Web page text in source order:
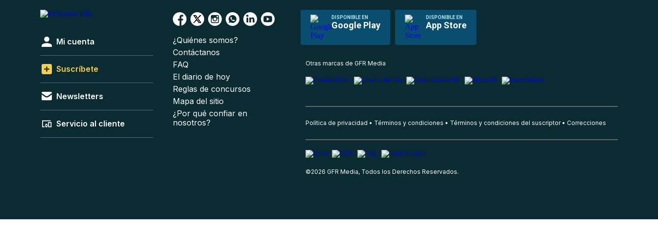
DISPONIBLE EN
Google Play
DISPONIBLE EN
App Store
Mi cuenta
Suscríbete
Newsletters
Servicio al cliente
¿Quiénes somos?
Contáctanos
FAQ
El diario de hoy
Reglas de concursos
Mapa del sitio
¿Por qué confiar en
nosotros?
Otras marcas de GFR Media
Política de privacidad Términos y condiciones Términos y condiciones del suscriptor Correcciones
©2026 GFR Media, Todos los Derechos Reservados.